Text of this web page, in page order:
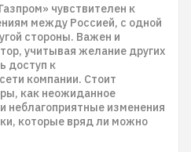
чувствителен к
между Россией, с одной
стороны. Важен и
учитывая желание других
доступ к
компании. Стоит
как неожиданное
неблагоприятные изменения
которые вряд ли можно